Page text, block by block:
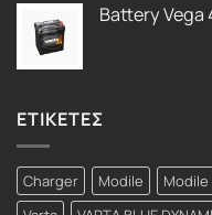
Battery Vega
ΕΤΙΚΕΤΕΣ
Charger Modile